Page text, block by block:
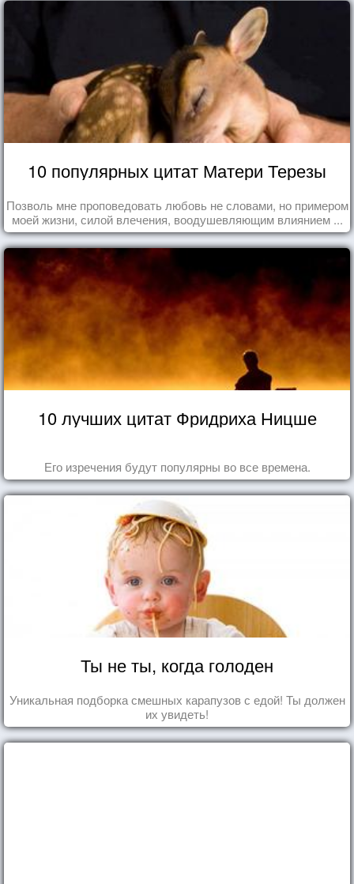
10 популярных цитат Матери Терезы
Позволь мне проповедовать любовь не словами, но примером
моей жизни, силой влечения, воодушевляющим влиянием ...
10 лучших цитат Фридриха Ницше
Его изречения будут популярны во все времена.
Ты не ты, когда голоден
Уникальная подборка смешных карапузов с едой! Ты должен
их увидеть!